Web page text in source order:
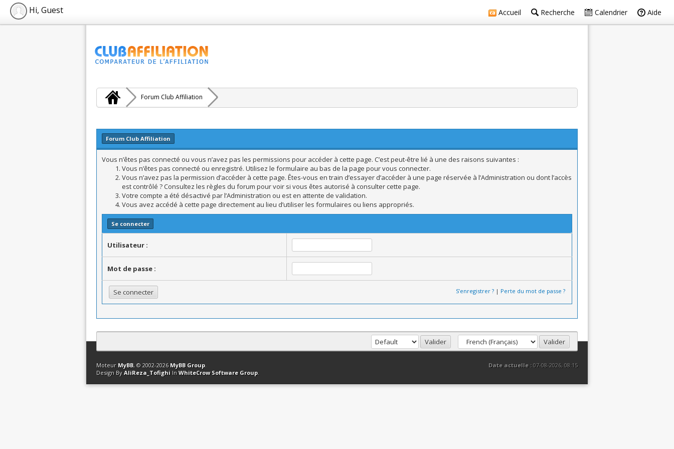
Accueil Recherche Calendrier Aide
Hi, Guest
Forum Club Affiliation
Forum Club Affiliation
Vous n’êtes pas connecté ou vous n’avez pas les permissions pour accéder à cette page. C’est peut-être lié à une des raisons suivantes :
Vous n’êtes pas connecté ou enregistré. Utilisez le formulaire au bas de la page pour vous connecter.
Vous n’avez pas la permission d’accéder à cette page. Êtes-vous en train d’essayer d’accéder à une page réservée à l’Administration ou dont l’accès
est contrôlé ? Consultez les règles du forum pour voir si vous êtes autorisé à consulter cette page.
Votre compte a été désactivé par l’Administration ou est en attente de validation.
Vous avez accédé à cette page directement au lieu d’utiliser les formulaires ou liens appropriés.
Se connecter
Utilisateur :
Mot de passe :
S’enregistrer ? | Perte du mot de passe ?
Contact Club Affiliation Retourner en haut Version bas-débit (Archivé) Syndication RSS
Date actuelle :07-08-2026, 08:15
Moteur MyBB, © 2002-2026 MyBB Group.
Design By AliReza_Tofighi In WhiteCrow Software Group.